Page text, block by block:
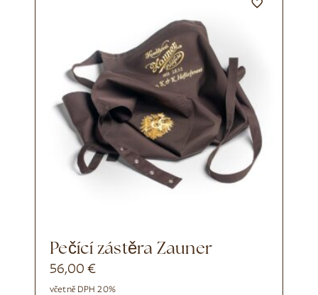
Pečící zástěra Zauner
56,00€
včetně DPH 20%